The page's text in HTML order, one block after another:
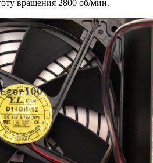
вращения 2800 об/мин.